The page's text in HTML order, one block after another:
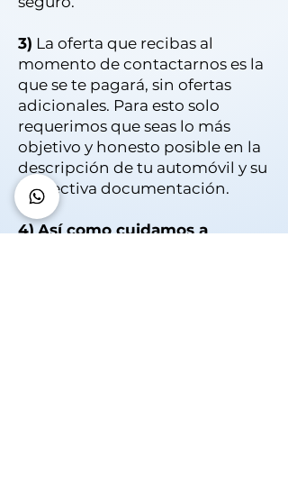
3) La oferta que recibas al
momento de contactarnos es la
que se te pagará, sin ofertas
adicionales. Para esto solo
requerimos que seas lo más
objetivo y honesto posible en la
descripción de tu automóvil y su
respectiva documentación.
4) Así como cuidamos a